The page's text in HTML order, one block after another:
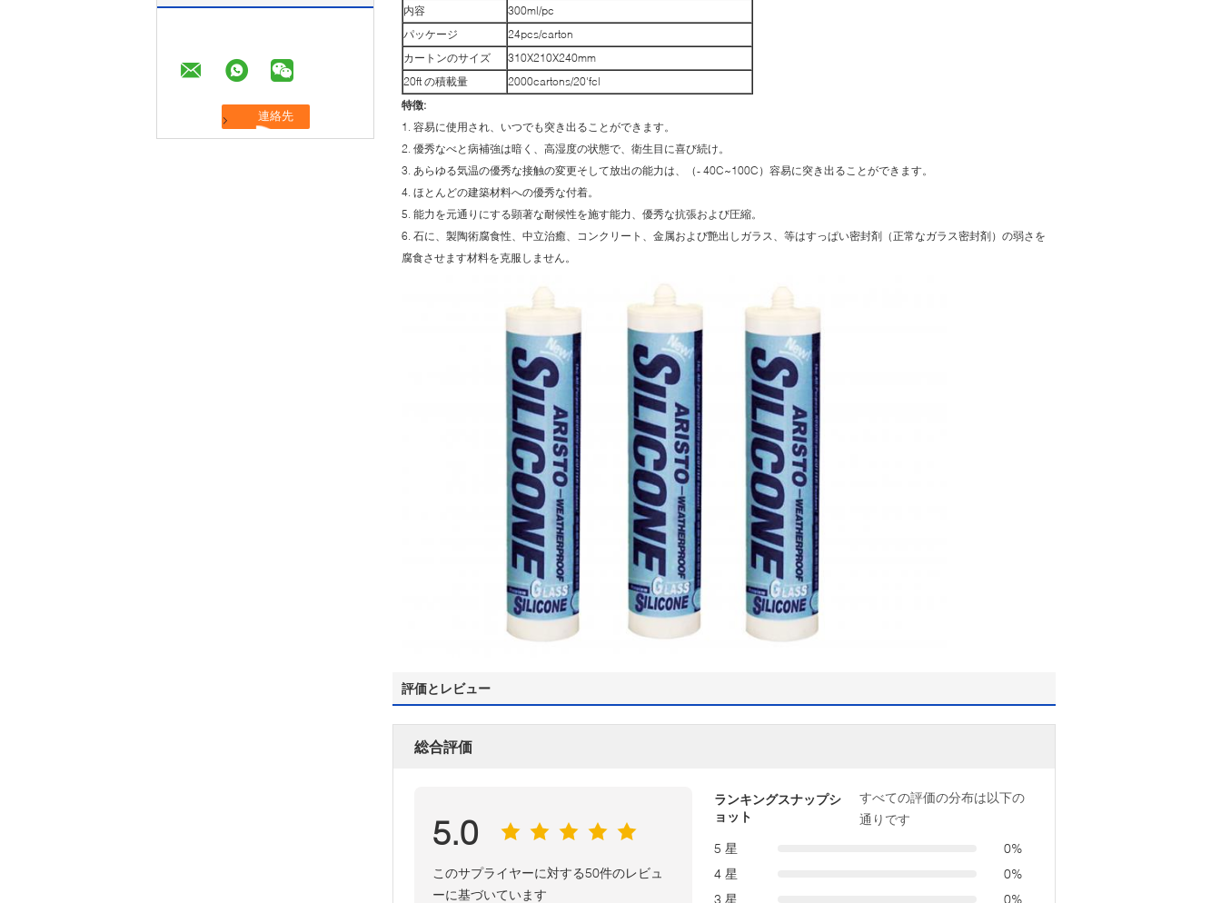
内容
300ml/pc
パッケージ
24pcs/carton
カートンのサイズ
310X210X240mm
20ft の積載量
2000cartons/20'fcl
特徴:
1. 容易に使用され、いつでも突き出ることができます。
2. 優秀なべと病補強は暗く、高湿度の状態で、衛生目に喜び続け。
3. あらゆる気温の優秀な接触の変更そして放出の能力は、（- 40C~100C）容易に突き出ることができます。
4. ほとんどの建築材料への優秀な付着。
5. 能力を元通りにする顕著な耐候性を施す能力、優秀な抗張および圧縮。
6. 石に、製陶術腐食性、中立治癒、コンクリート、金属および艶出しガラス、等はすっぱい密封剤（正常なガラス密封剤）の弱さを
腐食させます材料を克服しません。
評価とレビュー
総合評価
5.0
このサプライヤーに対する50件のレビュ
ーに基づいています
ランキングスナップシ
ョット
すべての評価の分布は以下の
通りです
5 星
0%
4 星
0%
3 星
0%